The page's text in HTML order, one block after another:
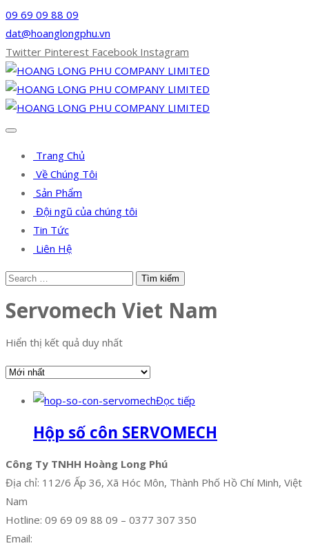
09 69 09 88 09
dat@hoanglongphu.vn
Twitter Pinterest Facebook Instagram
Trang Chủ
Về Chúng Tôi
Sản Phẩm
Đội ngũ của chúng tôi
Tin Tức
Liên Hệ
Servomech Viet Nam
Hiển thị kết quả duy nhất
Đọc tiếp
Hộp số côn SERVOMECH
Công Ty TNHH Hoàng Long Phú
Địa chỉ: 112/6 Ấp 36, Xã Hóc Môn, Thành Phố Hồ Chí Minh, Việt
Nam
Hotline: 09 69 09 88 09 – 0377 307 350
Email: